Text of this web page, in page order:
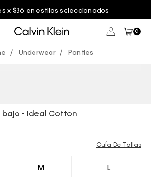
Entrega GRATIS en
0
Underwear Panties
bajo - Ideal Cotton
M L
GuÍa De Tallas